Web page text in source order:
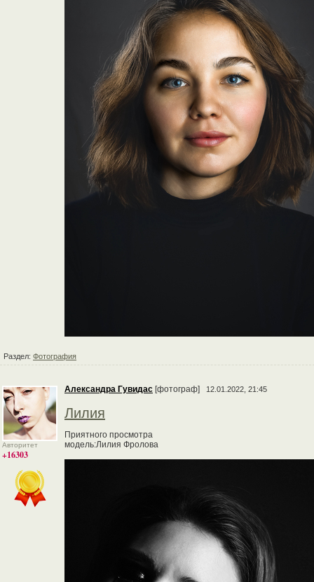
Раздел: Фотография
Авторитет
+16303
Александра Гувидас [фотограф] 12.01.2022, 21:45
Лилия
Приятного просмотра
модель:Лилия Фролова